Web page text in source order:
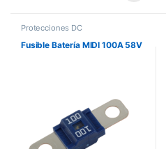
Protecciones DC
Fusible Batería MIDI 100A 58V